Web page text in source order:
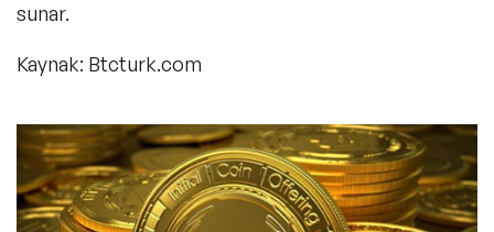
sunar.
Kaynak: Btcturk.com